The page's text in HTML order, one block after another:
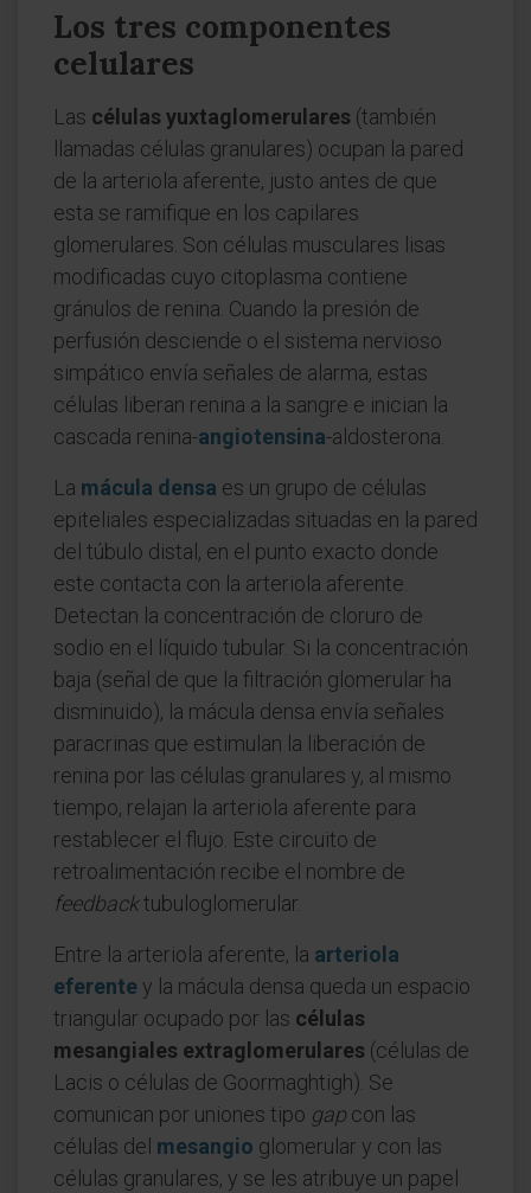
Los tres componentes
celulares
Las células yuxtaglomerulares (también
llamadas células granulares) ocupan la pared
de la arteriola aferente, justo antes de que
esta se ramifique en los capilares
glomerulares. Son células musculares lisas
modificadas cuyo citoplasma contiene
gránulos de renina. Cuando la presión de
perfusión desciende o el sistema nervioso
simpático envía señales de alarma, estas
células liberan renina a la sangre e inician la
cascada renina-angiotensina-aldosterona.
La mácula densa es un grupo de células
epiteliales especializadas situadas en la pared
del túbulo distal, en el punto exacto donde
este contacta con la arteriola aferente.
Detectan la concentración de cloruro de
sodio en el líquido tubular. Si la concentración
baja (señal de que la filtración glomerular ha
disminuido), la mácula densa envía señales
paracrinas que estimulan la liberación de
renina por las células granulares y, al mismo
tiempo, relajan la arteriola aferente para
restablecer el flujo. Este circuito de
retroalimentación recibe el nombre de
feedbacktubuloglomerular.
Entre la arteriola aferente, la arteriola
eferentey la mácula densa queda un espacio
triangular ocupado por las células
mesangiales extraglomerulares (células de
Lacis o células de Goormaghtigh). Se
comunican por uniones tipo gap con las
células del mesangio glomerular y con las
células granulares, y se les atribuye un papel